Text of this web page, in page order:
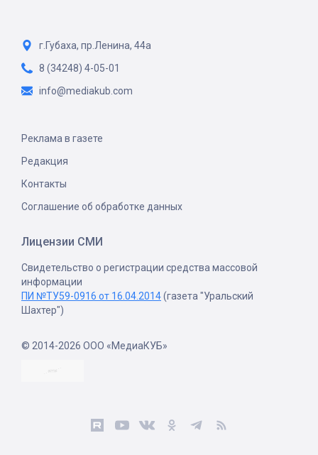
г.Губаха, пр.Ленина, 44а
8 (34248) 4-05-01
info@mediakub.com
Реклама в газете
Редакция
Контакты
Соглашение об обработке данных
Лицензии СМИ
Свидетельство о регистрации средства массовой
информации
ПИ №ТУ59-0916 от 16.04.2014(газета "Уральский
Шахтер")
© 2014-2026 ООО «МедиаКУБ»